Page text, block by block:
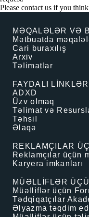
Please contact us if you
MƏQALƏLƏR VƏ
Mətbuatda
Cari buraxılış
Arxiv
Təlimatlar
FAYDALI LİNKLƏR
ADXD
Üzv olmaq
Təlimat və
Təhsil
Əlaqə
REKLAMÇILAR
Reklamçılar üçün
Karyera imkanları
MÜƏLLİFLƏR
Müəlliflər üçün
Tədqiqatçılar
Əlyazma təqdim